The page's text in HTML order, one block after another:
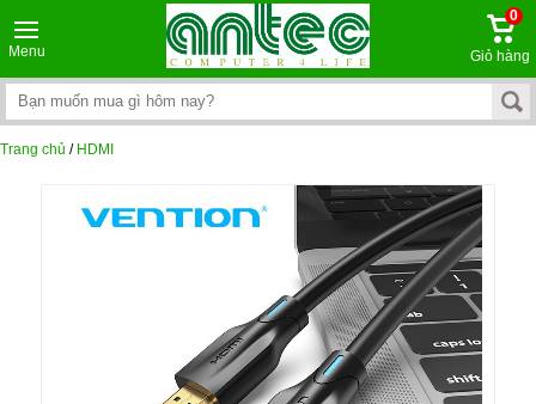
Menu
0
Giỏ hàng
Trang chủ / HDMI